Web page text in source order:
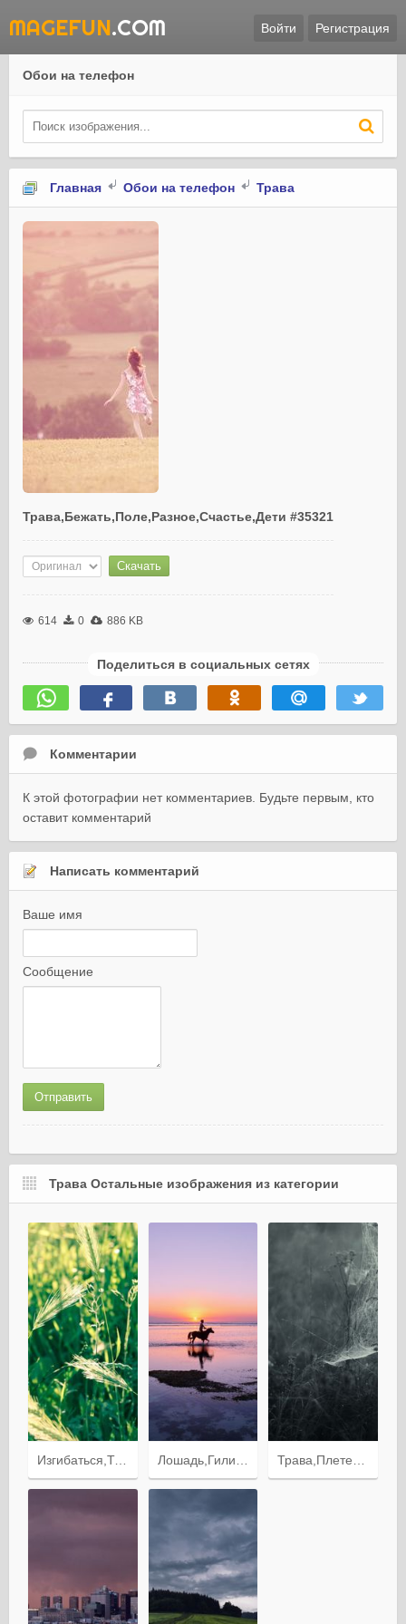
MAGEFUN.COM Войти Регистрация
Обои на телефон
Главная Обои на телефон Трава
Трава,Бежать,Поле,Разное,Счастье,Дети #35321
614 0 886 KB
Поделиться в социальных сетях
Комментарии
К этой фотографии нет комментариев. Будьте первым, кто
оставит комментарий
Написать комментарий
Ваше имя
Сообщение
Трава Остальные изображения из категории
Изгибаться,Трава,Ветер,Макро,Колосья Лошадь,Гили Траванган,Индонезия,Побережье,Силуэты,Природа,Человек,Океан Трава,Плетение,Туман,Паутина,Чб,Макро